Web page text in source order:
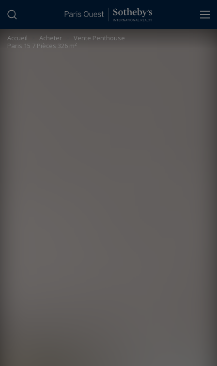
Accueil Acheter
Vente Penthouse
Paris 15 7 Pièces 326 m²